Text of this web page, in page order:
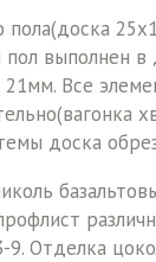
выполнен
Все
доска
Отделка